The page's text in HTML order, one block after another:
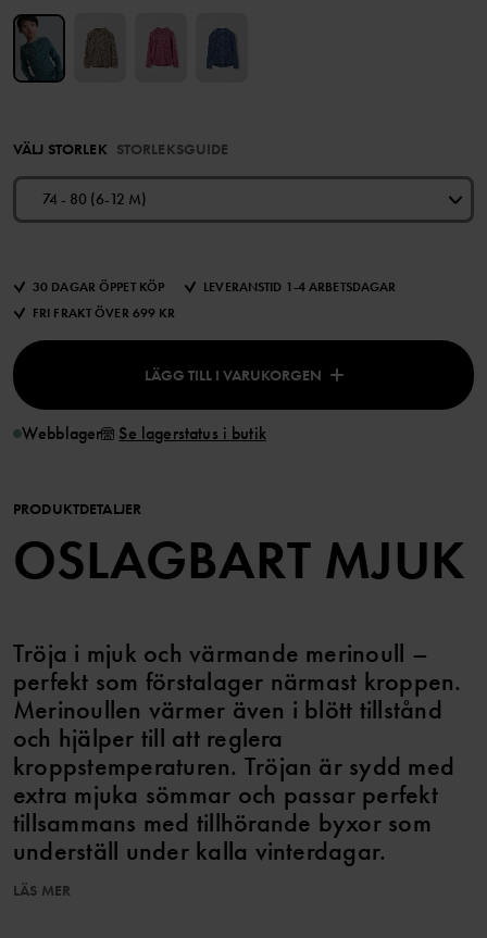
VÄLJ STORLEK STORLEKSGUIDE
74 - 80 (6-12 M)
30 DAGAR ÖPPET KÖP
LEVERANSTID 1-4 ARBETSDAGAR
FRI FRAKT ÖVER 699 KR
LÄGG TILL I VARUKORGEN
Webblager Se lagerstatus i butik
PRODUKTDETALJER
OSLAGBART MJUK
Tröja i mjuk och värmande merinoull –
perfekt som förstalager närmast kroppen.
Merinoullen värmer även i blött tillstånd
och hjälper till att reglera
kroppstemperaturen. Tröjan är sydd med
extra mjuka sömmar och passar perfekt
tillsammans med tillhörande byxor som
underställ under kalla vinterdagar.
LÄS MER